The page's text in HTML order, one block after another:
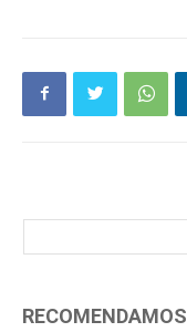
RECOMENDAMOS